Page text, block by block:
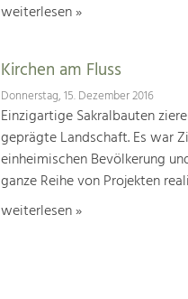
weiterlesen »
Kirchen am Fluss
Donnerstag, 15. Dezember 2016
Einzigartige Sakralbauten
geprägte Landschaft. Es war
einheimischen Bevölkerung
ganze Reihe von Projekten
weiterlesen »